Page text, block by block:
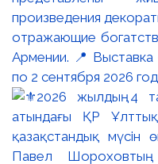
произведения
отражающие
Армении. 📍 Выставка
по 2 сентября 2026